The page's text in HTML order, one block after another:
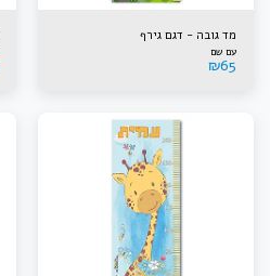
מד גובה - דגם גירף
עם שם
₪65